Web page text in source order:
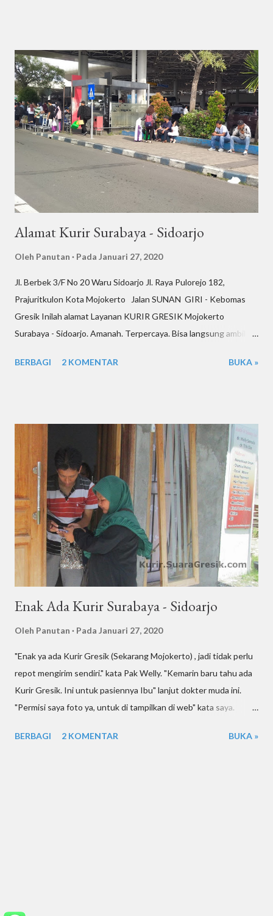
ani: siang gpp pak ani: stlh bpk jemput sekolah uma: 40rb uma:
Masuk mall? ani: nggak perlu sampe’ msk,kantornya dderetan
lobby mall ani: PT Det-- Indonesia Sutos Mezzanine Level Jl.
Hayam Wuruk No -- ani: Safira Blue Resort Blok --, Kedungturi,
Taman, Sidoarjo Kepada Bpk. Ar-- W (Ibu Ja--) 085--50 ani:
pak,krm k alamat ini brp? uma: Tambah 20rb ani: buat bsk ini pak
ani: hari ini krm k sutos sm ambil dpak mu-- ani: brp pak krm k
Alamat Kurir Surabaya - Sidoarjo
Oleh Panutan Pada Januari 27, 2020
Jl. Berbek 3/F No 20 Waru Sidoarjo Jl. Raya Pulorejo 182,
Prajuritkulon Kota Mojokerto Jalan SUNAN GIRI - Kebomas
Gresik Inilah alamat Layanan KURIR GRESIK Mojokerto
Surabaya - Sidoarjo. Amanah. Terpercaya. Bisa langsung ambil
undangan. Pengiriman Makanan, dokumen, paket, parsel, obat,
Blurukidul, Sidoarjo Pentingnya memiliki layanan kurir yang
amanah dan terpercaya tidak bisa diabaikan, terutama dalam era
di mana kecepatan dan ketepatan pengiriman menjadi kunci
utama. Dalam menanggapi kebutuhan tersebut, Layanan KURIR
Surabaya - Sidoarjo hadir sebagai solusi yang tidak hanya dapat
diandalkan, tetapi juga memberikan kemudahan dan fleksibilitas.
Alamat-alamat di Jl. Berbek 3/F No 20, Waru, Sidoarjo, dan Jl.
Simping 46, Blurukidul, ...
BERBAGI 2 KOMENTAR BUKA »
Enak Ada Kurir Surabaya - Sidoarjo
Oleh Panutan Pada Januari 27, 2020
"Enak ya ada Kurir Gresik (Sekarang Mojokerto) , jadi tidak perlu
repot mengirim sendiri." kata Pak Welly. "Kemarin baru tahu ada
Kurir Gresik. Ini untuk pasiennya Ibu" lanjut dokter muda ini.
"Permisi saya foto ya, untuk di tampilkan di web" kata saya.
Dahan Rejo ini. Kemudahan Menggunakan Jasa Kurir Sidoarjo
hingga Mojokerto. Ini ...
BERBAGI 2 KOMENTAR BUKA »